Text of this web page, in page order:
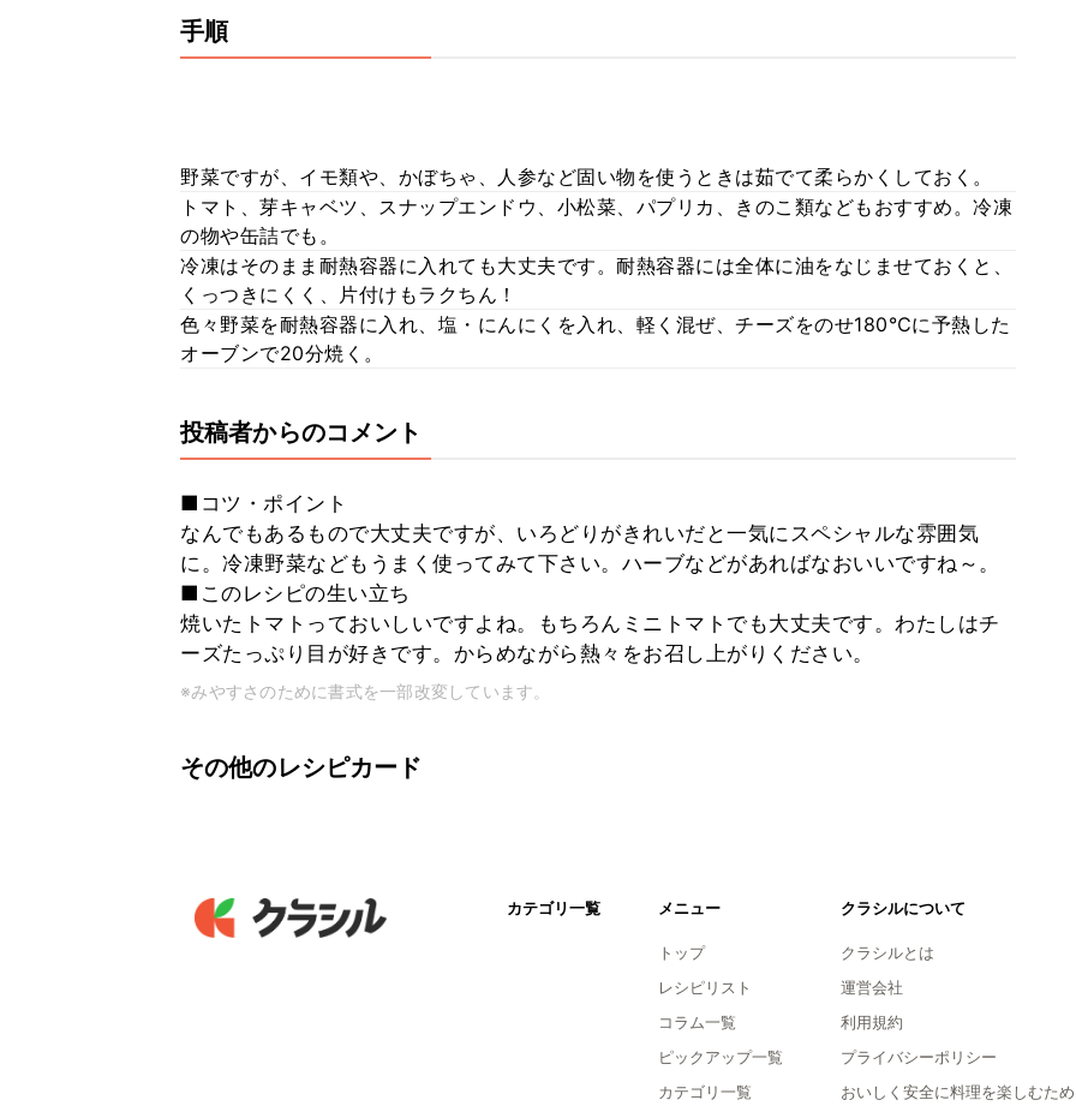
手順
野菜ですが、イモ類や、かぼちゃ、人参など固い物を使うときは茹でて柔らかくしておく。
トマト、芽キャベツ、スナップエンドウ、小松菜、パプリカ、きのこ類などもおすすめ。冷凍
の物や缶詰でも。
冷凍はそのまま耐熱容器に入れても大丈夫です。耐熱容器には全体に油をなじませておくと、
くっつきにくく、片付けもラクちん！
色々野菜を耐熱容器に入れ、塩・にんにくを入れ、軽く混ぜ、チーズをのせ180℃に予熱した
オーブンで20分焼く。
投稿者からのコメント
■コツ・ポイント
なんでもあるもので大丈夫ですが、いろどりがきれいだと一気にスペシャルな雰囲気
に。冷凍野菜などもうまく使ってみて下さい。ハーブなどがあればなおいいですね～。
■このレシピの生い立ち
焼いたトマトっておいしいですよね。もちろんミニトマトでも大丈夫です。わたしはチ
ーズたっぷり目が好きです。からめながら熱々をお召し上がりください。
※みやすさのために書式を一部改変しています。
その他のレシピカード
カテゴリ一覧 メニュー
トップ
レシピリスト
コラム一覧
ピックアップ一覧
カテゴリ一覧
クラシルについて
クラシルとは
運営会社
利用規約
プライバシーポリシー
おいしく安全に料理を楽しむため